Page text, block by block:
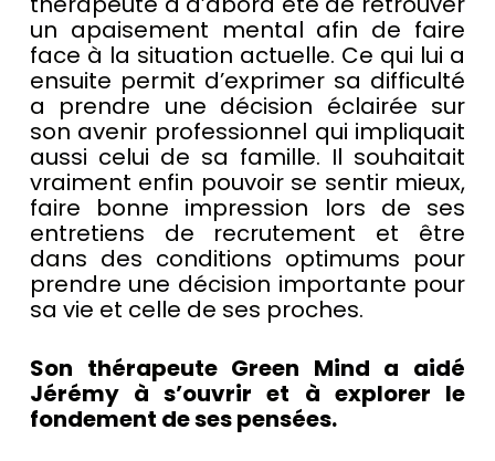
un apaisement mental afin de faire
face à la situation actuelle. Ce qui lui a
ensuite permit d’exprimer sa difficulté
a prendre une décision éclairée sur
son avenir professionnel qui impliquait
aussi celui de sa famille. Il souhaitait
vraiment enfin pouvoir se sentir mieux,
faire bonne impression lors de ses
entretiens de recrutement et être
dans des conditions optimums pour
prendre une décision importante pour
sa vie et celle de ses proches.
Son thérapeute Green Mind a aidé
Jérémy à s’ouvrir et à explorer le
fondement de ses pensées.